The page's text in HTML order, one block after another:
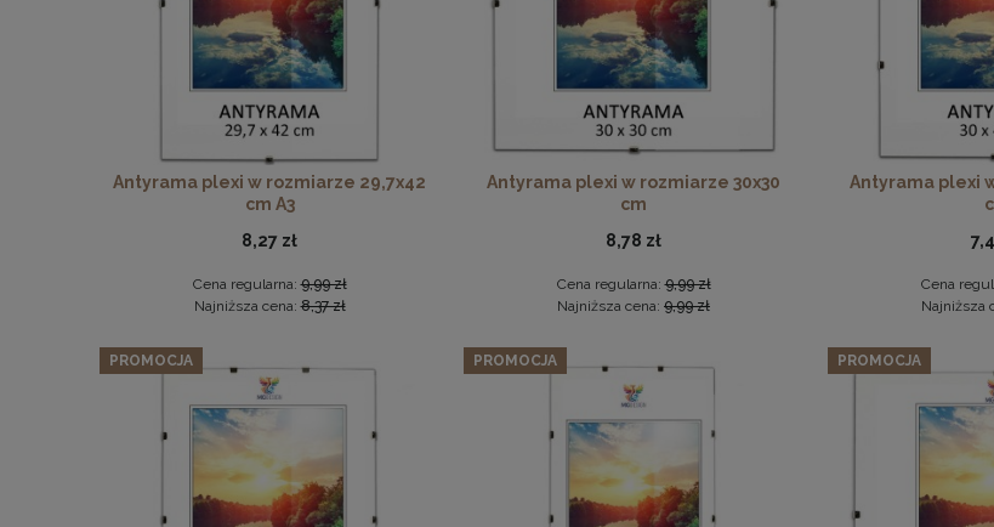
Antyrama plexi w rozmiarze 70x100 cm
Cena regularna:
Zestaw 3 szt. ramek na zdjęcia 35 x 80 cm brązowych, z
Antyrama plexi w rozmiarze 29,7x42
cm A3
8,27 zł
Cena regularna:9,99 zł
Najniższa cena:8,37 zł
Antyrama plexi w rozmiarze 30x30
cm
8,78 zł
Cena regularna:9,99 zł
Najniższa cena: 9,99 zł
Antyrama plexi
Cena
Najniższa
PROMOCJA PROMOCJA PROMOCJA